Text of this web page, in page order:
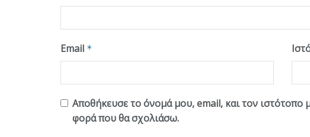
Email *
Αποθήκευσε το όνομά μου, email, και τον ιστότοπο
φορά που θα σχολιάσω.